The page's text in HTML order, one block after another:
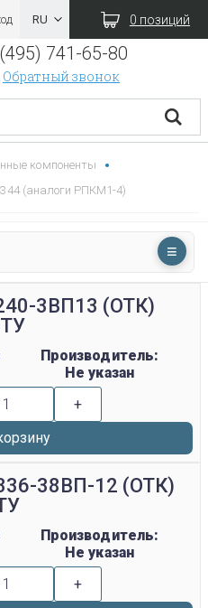
0 позиций
741-65-80
Обратный звонок
компоненты
(аналоги РПКМ1-4)
3ВП13 (ОТК)
Производитель:
Не указан
+
38ВП-12 (ОТК)
Производитель:
Не указан
+